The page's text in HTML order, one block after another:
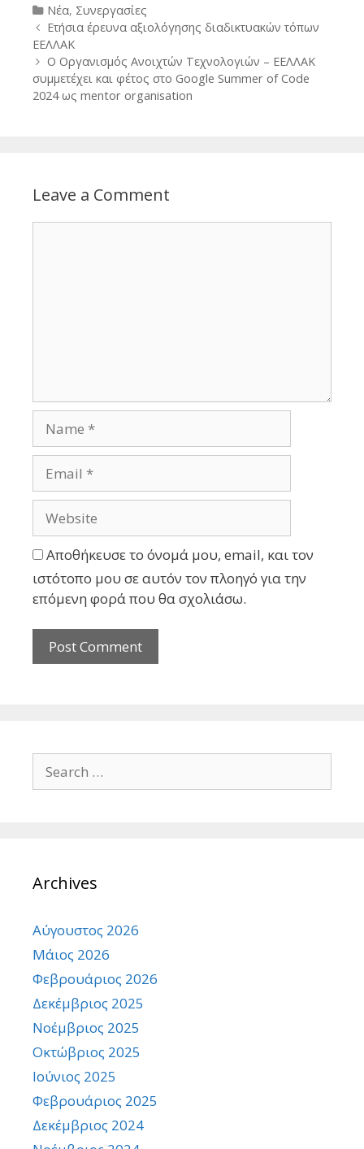
Categories
Νέα, Συνεργασίες
Post
navigation
Ετήσια έρευνα αξιολόγησης διαδικτυακών τόπων
ΕΕΛΛΑΚ
O Οργανισμός Ανοιχτών Τεχνολογιών – ΕΕΛΛΑΚ
συμμετέχει και φέτος στο Google Summer of Code
2024 ως mentor organisation
Leave a Comment
Αποθήκευσε το όνομά μου, email, και τον
ιστότοπο μου σε αυτόν τον πλοηγό για την
επόμενη φορά που θα σχολιάσω.
Search
for:
Archives
Αύγουστος 2026
Μάιος 2026
Φεβρουάριος 2026
Δεκέμβριος 2025
Νοέμβριος 2025
Οκτώβριος 2025
Ιούνιος 2025
Φεβρουάριος 2025
Δεκέμβριος 2024